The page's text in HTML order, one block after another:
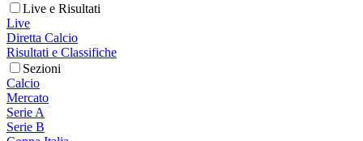
Live e Risultati
Live
Diretta Calcio
Risultati e Classifiche
Sezioni
Calcio
Mercato
Serie A
Serie B